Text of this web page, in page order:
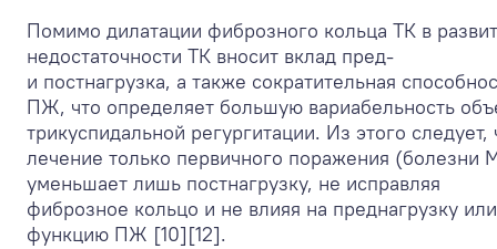
Помимо дилатации фиброзного кольца ТК в
недостаточности ТК вносит вклад пред-
и постнагрузка, а также сократительная
ПЖ, что определяет большую вариабельность
трикуспидальной регургитации. Из этого следует,
лечение только первичного поражения (болезни
уменьшает лишь постнагрузку, не исправляя
фиброзное кольцо и не влияя на преднагрузку или
функцию ПЖ [10][12].